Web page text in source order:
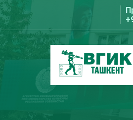
Перейти
к
содержимому
ВГИК Ташкент